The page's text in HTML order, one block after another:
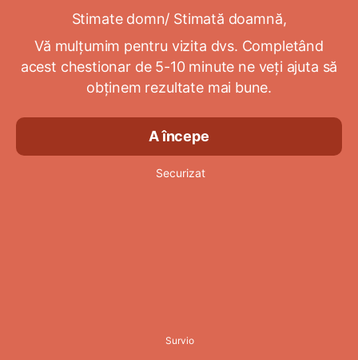
Stimate domn/ Stimată doamnă,
Vă mulțumim pentru vizita dvs. Completând
acest chestionar de 5-10 minute ne veți ajuta să
obținem rezultate mai bune.
A începe
Securizat
Survio